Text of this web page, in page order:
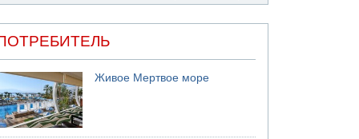
Живое Мертвое море